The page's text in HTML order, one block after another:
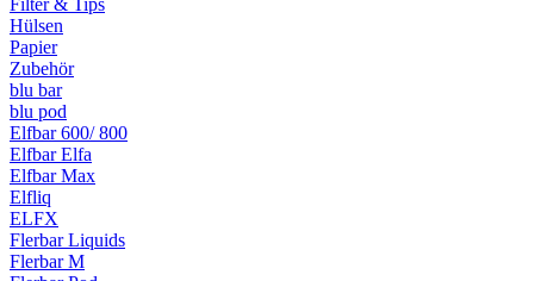
Filter & Tips
Hülsen
Papier
Zubehör
blu bar
blu pod
Elfbar 600/ 800
Elfbar Elfa
Elfbar Max
Elfliq
ELFX
Flerbar Liquids
Flerbar M